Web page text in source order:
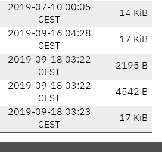
2019-07-10 00:05
CEST
14 KiB
2019-09-16 04:28
CEST
17 KiB
2019-09-18 03:22
CEST
2195 B
2019-09-18 03:22
CEST
4542 B
2019-09-18 03:23
CEST
17 KiB